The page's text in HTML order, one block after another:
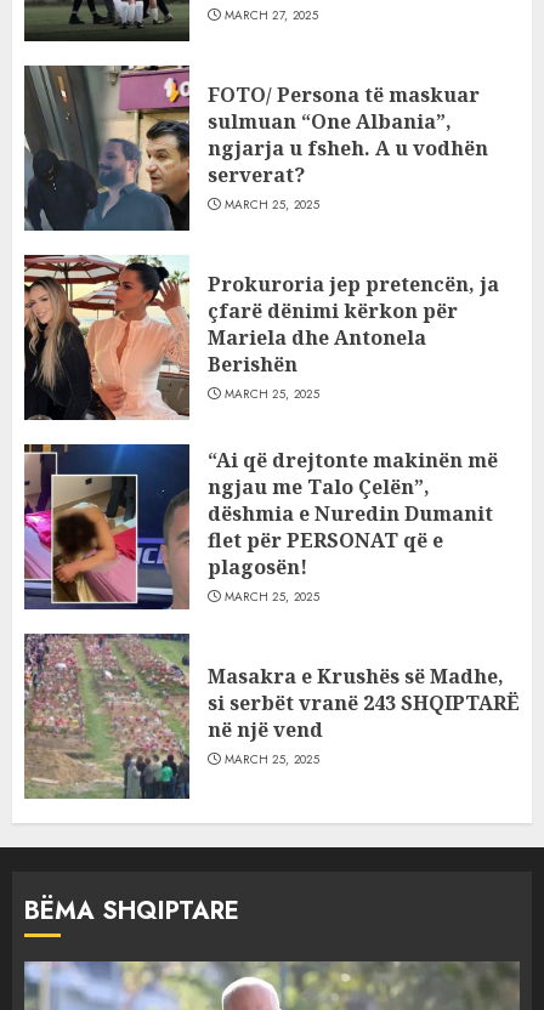
MARCH 27, 2025
FOTO/ Persona të maskuar
sulmuan “One Albania”,
ngjarja u fsheh. A u vodhën
serverat?
MARCH 25, 2025
Prokuroria jep pretencën, ja
çfarë dënimi kërkon për
Mariela dhe Antonela
Berishën
MARCH 25, 2025
“Ai që drejtonte makinën më
ngjau me Talo Çelën”,
dëshmia e Nuredin Dumanit
flet për PERSONAT që e
plagosën!
MARCH 25, 2025
Masakra e Krushës së Madhe,
si serbët vranë 243 SHQIPTARË
në një vend
MARCH 25, 2025
BËMA SHQIPTARE